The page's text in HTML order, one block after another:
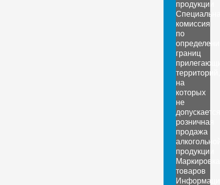
продукции
комиссия
по
границ
территорий,
на
которых
не
допускается
розничная
продажа
продукции
Маркировка
товаров